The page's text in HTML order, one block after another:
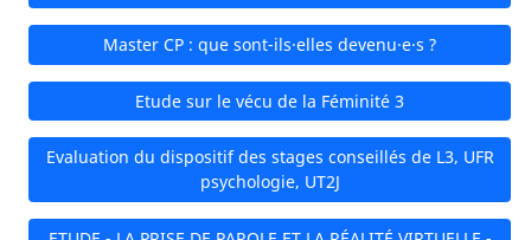
Master CP : que sont-ils·elles devenu·e·s ?
Etude sur le vécu de la Féminité 3
Evaluation du dispositif des stages conseillés de L3, UFR
psychologie, UT2J